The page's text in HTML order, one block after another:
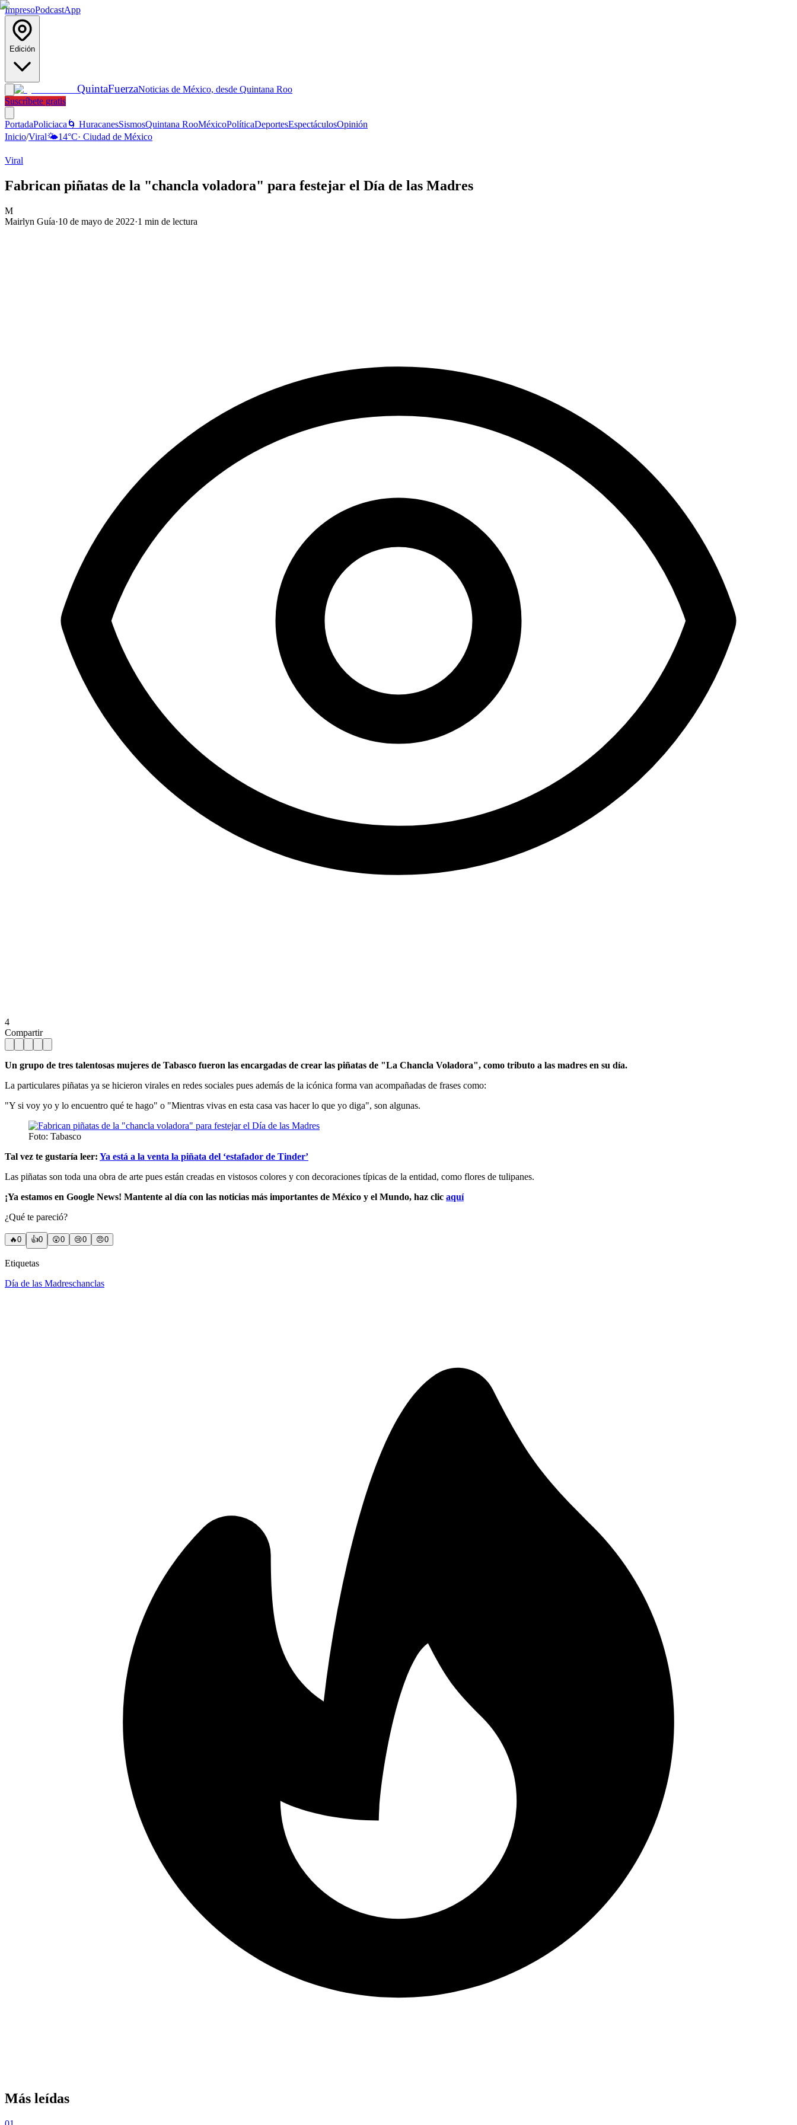
ImpresoPodcastApp
Edición
QuintaFuerzaNoticias de México, desde Quintana Roo
Suscríbete gratis
PortadaPoliciaca 🌀 HuracanesSismosQuintana RooMéxicoPolíticaDeportesEspectáculosOpinión
Inicio/Viral🌤️14°C· Ciudad de México
Viral
Fabrican piñatas de la "chancla voladora" para festejar el Día de las Madres
M
Mairlyn Guía·10 de mayo de 2022·1 min de lectura
4
Compartir
Un grupo de tres talentosas mujeres de Tabasco fueron las encargadas de crear las piñatas de "La Chancla Voladora", como tributo a las madres en su día.
La particulares piñatas ya se hicieron virales en redes sociales pues además de la icónica forma van acompañadas de frases como:
"Y si voy yo y lo encuentro qué te hago" o "Mientras vivas en esta casa vas hacer lo que yo diga", son algunas.
Foto: Tabasco
Tal vez te gustaría leer: Ya está a la venta la piñata del ‘estafador de Tinder’
Las piñatas son toda una obra de arte pues están creadas en vistosos colores y con decoraciones típicas de la entidad, como flores de tulipanes.
¡Ya estamos en Google News! Mantente al día con las noticias más importantes de México y el Mundo, haz clic aquí
¿Qué te pareció?
🔥0 👍0 😲0 😢0 😠0
Etiquetas
Día de las Madreschanclas
Más leídas